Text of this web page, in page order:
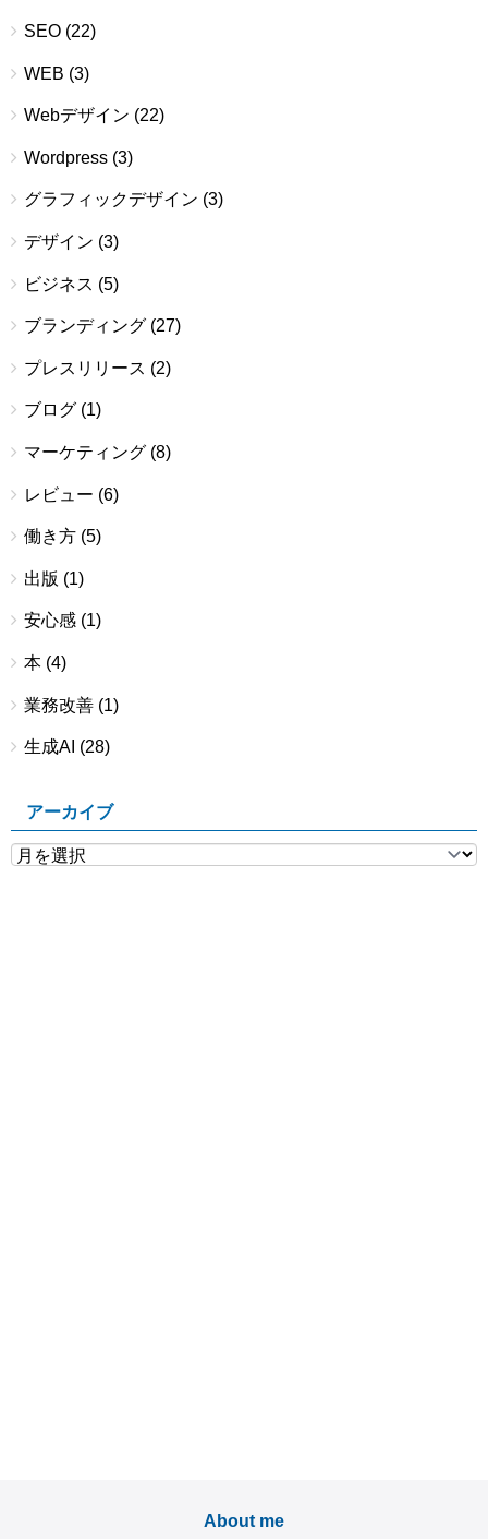
SEO (22)
WEB (3)
Webデザイン (22)
Wordpress (3)
グラフィックデザイン (3)
デザイン (3)
ビジネス (5)
ブランディング (27)
プレスリリース (2)
ブログ (1)
マーケティング (8)
レビュー (6)
働き方 (5)
出版 (1)
安心感 (1)
本 (4)
業務改善 (1)
生成AI (28)
アーカイブ
About me